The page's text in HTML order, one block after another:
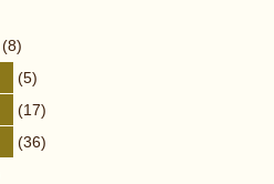
(8)
(5)
(17)
(36)